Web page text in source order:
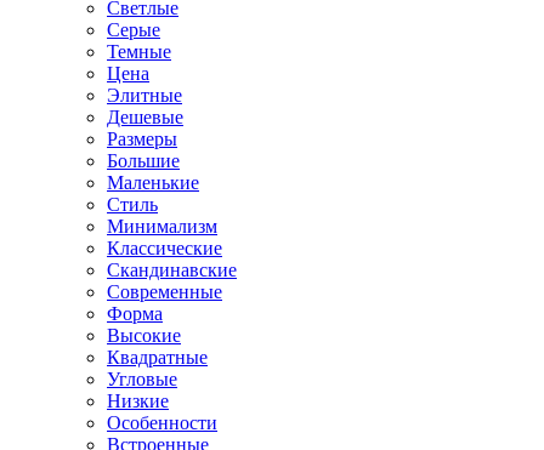
Светлые
Серые
Темные
Цена
Элитные
Дешевые
Размеры
Большие
Маленькие
Стиль
Минимализм
Классические
Скандинавские
Современные
Форма
Высокие
Квадратные
Угловые
Низкие
Особенности
Встроенные